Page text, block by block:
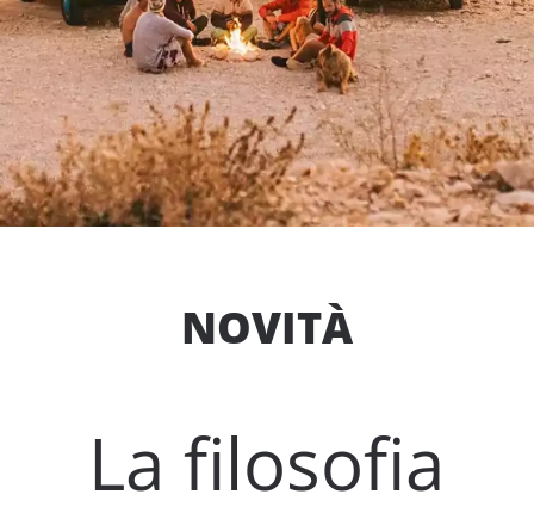
NOVITÀ
La filosofia